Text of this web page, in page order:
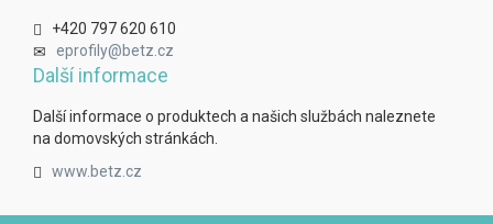
+420 797 620 610
eprofily@betz.cz
Další informace
Další informace o produktech a našich službách naleznete
na domovských stránkách.
www.betz.cz